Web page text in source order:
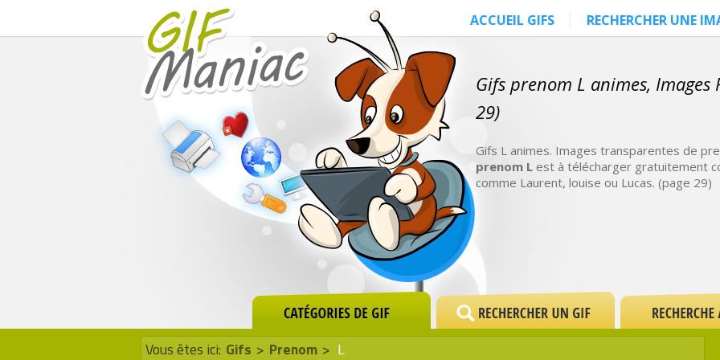
ACCUEIL GIFS RECHERCHER UNE
Gifs prenom L animes,
29)
Gifs L animes. Images transparentes de
prenom L est à télécharger gratuitement
comme Laurent, louise ou Lucas. (page 29)
Vous êtes ici: Gifs > Prenom > L